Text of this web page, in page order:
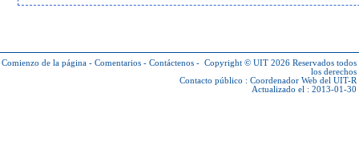
Comienzo de la página - Comentarios - Contáctenos - Copyright © UIT 2026 Reservados todos
los derechos
Contacto público : Coordenador Web del UIT-R
Actualizado el : 2013-01-30